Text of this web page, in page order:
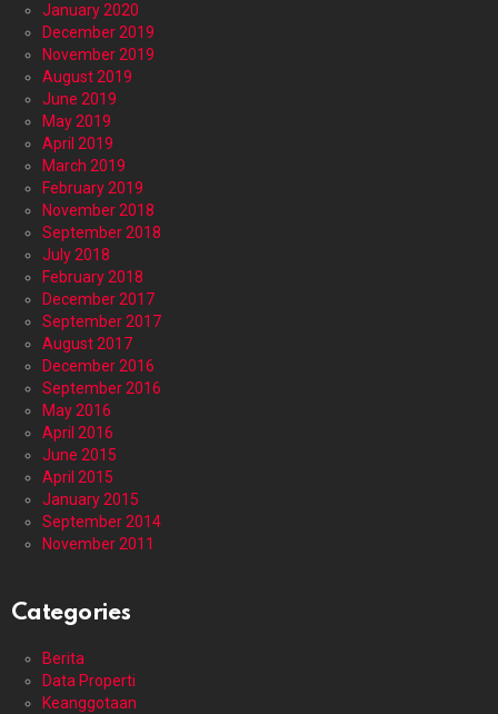
January 2020
December 2019
November 2019
August 2019
June 2019
May 2019
April 2019
March 2019
February 2019
November 2018
September 2018
July 2018
February 2018
December 2017
September 2017
August 2017
December 2016
September 2016
May 2016
April 2016
June 2015
April 2015
January 2015
September 2014
November 2011
Categories
Berita
Data Properti
Keanggotaan